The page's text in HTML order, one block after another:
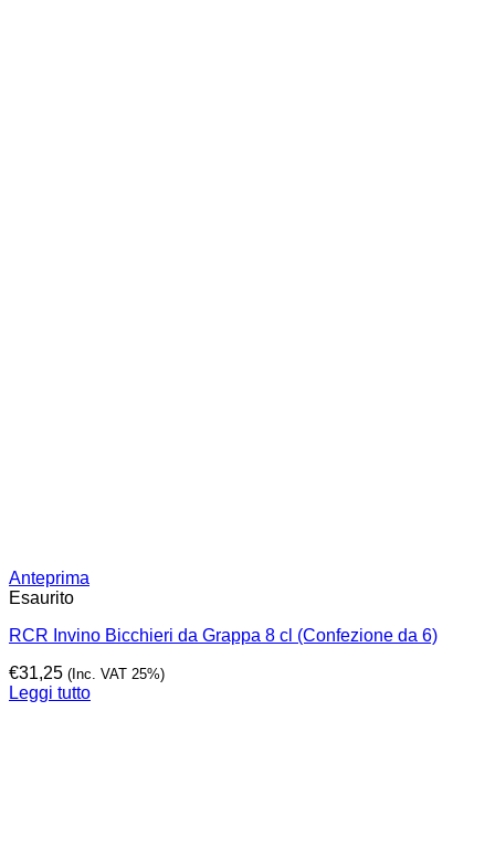
Anteprima
Esaurito
RCR Invino Bicchieri da Grappa 8 cl (Confezione da 6)
€31,25 (Inc. VAT 25%)
Leggi tutto